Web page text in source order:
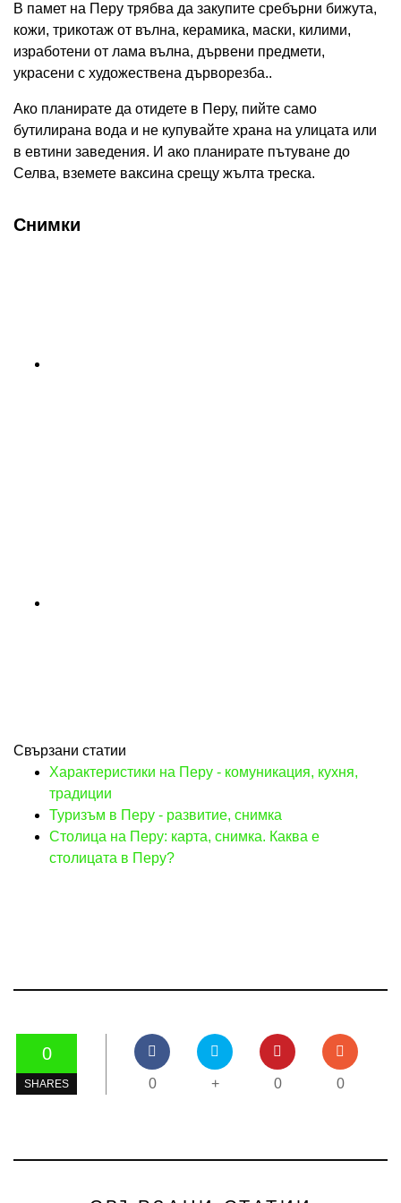
В памет на Перу трябва да закупите сребърни бижута,
кожи, трикотаж от вълна, керамика, маски, килими,
изработени от лама вълна, дървени предмети,
украсени с художествена дърворезба..
Ако планирате да отидете в Перу, пийте само
бутилирана вода и не купувайте храна на улицата или
в евтини заведения. И ако планирате пътуване до
Селва, вземете ваксина срещу жълта треска.
Снимки
Свързани статии
Характеристики на Перу - комуникация, кухня,
традиции
Туризъм в Перу - развитие, снимка
Столица на Перу: карта, снимка. Каква е
столицата в Перу?
0
SHARES 0 + 0 0